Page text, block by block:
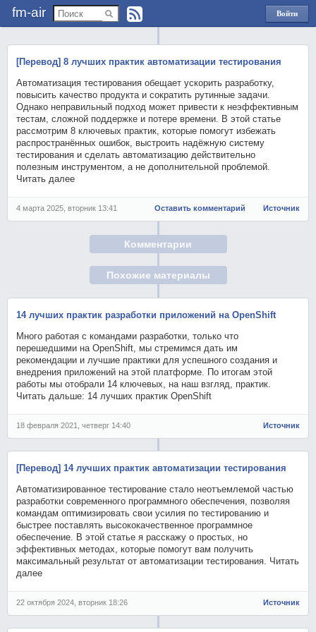
fm-air
Войти
через
[Перевод] 8 лучших практик автоматизации тестирования
Автоматизация тестирования обещает ускорить разработку,
повысить качество продукта и сократить рутинные задачи.
Однако неправильный подход может привести к неэффективным
тестам, сложной поддержке и потере времени. В этой статье
рассмотрим 8 ключевых практик, которые помогут избежать
распространённых ошибок, выстроить надёжную систему
тестирования и сделать автоматизацию действительно
полезным инструментом, а не дополнительной проблемой.
Читать далее
4 марта 2025, вторник 13:41 Оставить комментарий Источник
Комментарии
Похожие материалы
14 лучших практик разработки приложений на OpenShift
Много работая с командами разработки, только что
перешедшими на OpenShift, мы стремимся дать им
рекомендации и лучшие практики для успешного создания и
внедрения приложений на этой платформе. По итогам этой
работы мы отобрали 14 ключевых, на наш взгляд, практик.
Читать дальше: 14 лучших практик OpenShift
18 февраля 2021, четверг 14:40 Источник
[Перевод] 14 лучших практик автоматизации тестирования
Автоматизированное тестирование стало неотъемлемой частью
разработки современного программного обеспечения, позволяя
командам оптимизировать свои усилия по тестированию и
быстрее поставлять высококачественное программное
обеспечение. В этой статье я расскажу о простых, но
эффективных методах, которые помогут вам получить
максимальный результат от автоматизации тестирования. Читать
далее
22 октября 2024, вторник 18:26 Источник